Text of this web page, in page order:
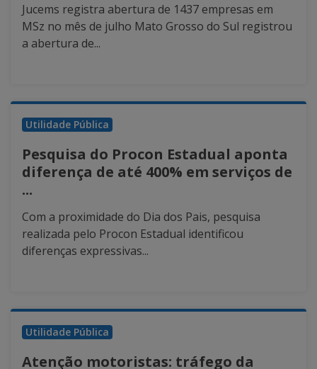
Jucems registra abertura de 1437 empresas em
MSz no mês de julho Mato Grosso do Sul registrou
a abertura de...
Utilidade Pública
Pesquisa do Procon Estadual aponta
diferença de até 400% em serviços de
...
Com a proximidade do Dia dos Pais, pesquisa
realizada pelo Procon Estadual identificou
diferenças expressivas...
Utilidade Pública
Atenção motoristas: tráfego da